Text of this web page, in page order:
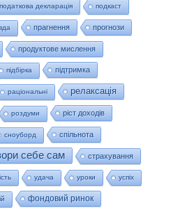
податкова декларація подкаст
прагнення прогнози
продуктове мислення
підбірка підтримка
раціональні релаксація
роздуми ріст доходів
сноуборд спільнота
себе сам страхування
удача уроки успіх
фондовий ринок